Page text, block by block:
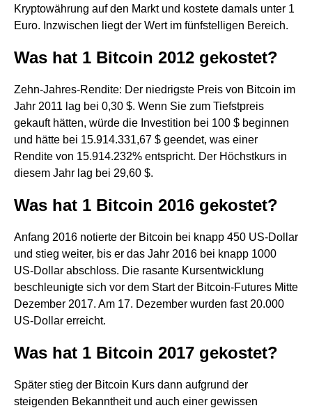
Kryptowährung auf den Markt und kostete damals unter 1
Euro. Inzwischen liegt der Wert im fünfstelligen Bereich.
Was hat 1 Bitcoin 2012 gekostet?
Zehn-Jahres-Rendite: Der niedrigste Preis von Bitcoin im
Jahr 2011 lag bei 0,30 $. Wenn Sie zum Tiefstpreis
gekauft hätten, würde die Investition bei 100 $ beginnen
und hätte bei 15.914.331,67 $ geendet, was einer
Rendite von 15.914.232% entspricht. Der Höchstkurs in
diesem Jahr lag bei 29,60 $.
Was hat 1 Bitcoin 2016 gekostet?
Anfang 2016 notierte der Bitcoin bei knapp 450 US-Dollar
und stieg weiter, bis er das Jahr 2016 bei knapp 1000
US-Dollar abschloss. Die rasante Kursentwicklung
beschleunigte sich vor dem Start der Bitcoin-Futures Mitte
Dezember 2017. Am 17. Dezember wurden fast 20.000
US-Dollar erreicht.
Was hat 1 Bitcoin 2017 gekostet?
Später stieg der Bitcoin Kurs dann aufgrund der
steigenden Bekanntheit und auch einer gewissen